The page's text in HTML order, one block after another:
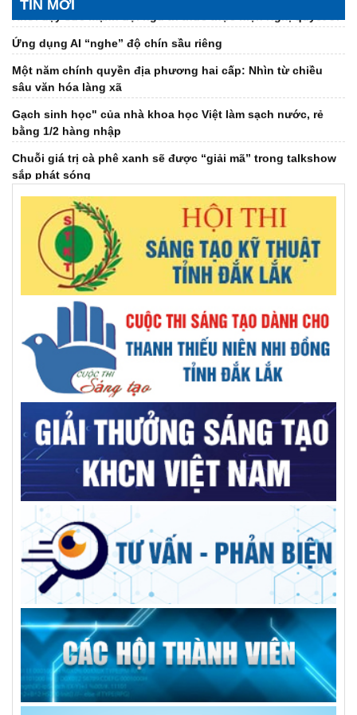
TIN MỚI
Ứng dụng AI “nghe” độ chín sầu riêng
Một năm chính quyền địa phương hai cấp: Nhìn từ chiều
sâu văn hóa làng xã
Gạch sinh học" của nhà khoa học Việt làm sạch nước, rẻ
bằng 1/2 hàng nhập
Chuỗi giá trị cà phê xanh sẽ được “giải mã” trong talkshow
sắp phát sóng
Đại hội Hội Dưỡng sinh tâm thể tỉnh khóa IV, nhiệm kỳ 2026-
Đại hội đại biểu Hội Khuyến học tỉnh Đắk Lắk lần thứ I,
nhiệm kỳ 2026 - 2031
Giải mã ‘bài toán khó’ EUDR bằng bản đồ số cà phê Đắk Lắk
Việt Nam đứng thứ 2 Đông Nam Á, thứ 7 thế giới về chuyển
đổi địa chỉ Internet thế hệ mới
Báo chí thời đại số - khi công nghệ song hành cùng tư duy
đổi mới
GS.VS.TSKH Trần Đình Long: Khoa học chỉ thật sự có giá trị
khi đến được với người dân
AILPA – Robot AI hỗ trợ người cao tuổi sống neo đơn
Kiện toàn nhân sự Trung tâm Tư vấn và dịch vụ KHCN tỉnh
Trường Đại học Xây dựng Miền Trung: Kỷ niệm 50 năm ngày
thành lập
Giải pháp tối ưu cho bệnh nhân sỏi đường mật phức tạp
GS.TS Hà Học Trạc, người nâng tầm vị thế trí thức, thủ lĩnh
đức, tài VUSTA
Góp ý Đề án điều chỉnh quy hoạch tỉnh Đắk Lắk thời kỳ
2021-2030, tầm nhìn đến năm 2050
Người dùng băn khoăn xăng E10 tách lớp, chuyên gia hóa
học nói gì?
Tổng kết và trao giải Hội thi Sáng tạo Kỹ thuật tỉnh giai đoạn
2024-2025